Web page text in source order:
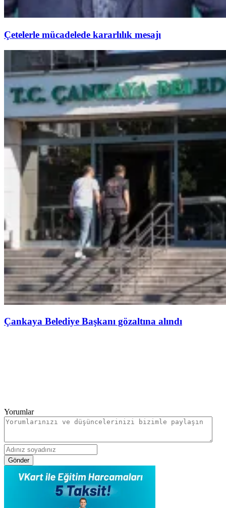
Çetelerle mücadelede kararlılık mesajı
Çankaya Belediye Başkanı gözaltına alındı
Yorumlar
Gönder